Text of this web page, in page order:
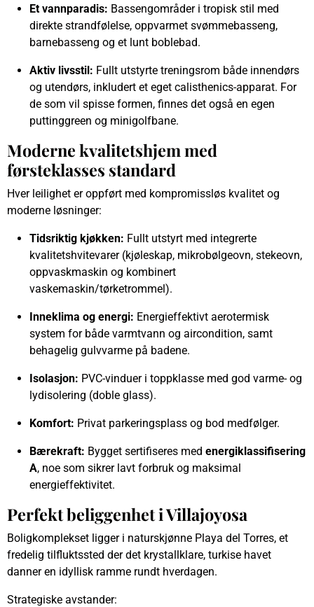
Et vannparadis: Bassengområder i tropisk stil med
direkte strandfølelse, oppvarmet svømmebasseng,
barnebasseng og et lunt boblebad.
Aktiv livsstil: Fullt utstyrte treningsrom både innendørs
og utendørs, inkludert et eget calisthenics-apparat. For
de som vil spisse formen, finnes det også en egen
puttinggreen og minigolfbane.
Moderne kvalitetshjem med
førsteklasses standard
Hver leilighet er oppført med kompromissløs kvalitet og
moderne løsninger:
Tidsriktig kjøkken: Fullt utstyrt med integrerte
kvalitetshvitevarer (kjøleskap, mikrobølgeovn, stekeovn,
oppvaskmaskin og kombinert
vaskemaskin/tørketrommel).
Inneklima og energi: Energieffektivt aerotermisk
system for både varmtvann og aircondition, samt
behagelig gulvvarme på badene.
Isolasjon: PVC-vinduer i toppklasse med god varme- og
lydisolering (doble glass).
Komfort: Privat parkeringsplass og bod medfølger.
Bærekraft: Bygget sertifiseres med energiklassifisering
A, noe som sikrer lavt forbruk og maksimal
energieffektivitet.
Perfekt beliggenhet i Villajoyosa
Boligkomplekset ligger i naturskjønne Playa del Torres, et
fredelig tilfluktssted der det krystallklare, turkise havet
danner en idyllisk ramme rundt hverdagen.
Strategiske avstander: